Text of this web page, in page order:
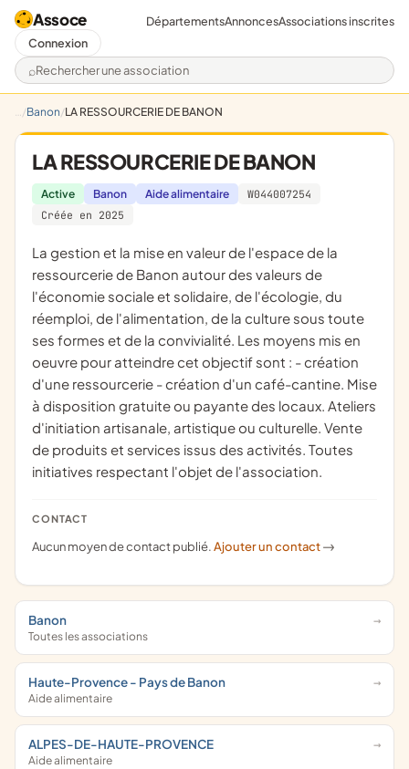
Assoce
Rechercher une association
DépartementsAnnoncesAssociations inscrites
Connexion
Banon LA RESSOURCERIE DE BANON
LA RESSOURCERIE DE BANON
Active Banon Aide alimentaire
W044007254
Créée en 2025
La gestion et la mise en valeur de l'espace de la
ressourcerie de Banon autour des valeurs de
l'économie sociale et solidaire, de l'écologie, du
réemploi, de l'alimentation, de la culture sous toute
ses formes et de la convivialité. Les moyens mis en
oeuvre pour atteindre cet objectif sont : - création
d'une ressourcerie - création d'un café-cantine. Mise
à disposition gratuite ou payante des locaux. Ateliers
d'initiation artisanale, artistique ou culturelle. Vente
de produits et services issus des activités. Toutes
initiatives respectant l'objet de l'association.
CONTACT
Aucun moyen de contact publié.Ajouter un contact ->
Banon
Toutes les associations
Haute-Provence - Pays de Banon
Aide alimentaire
ALPES-DE-HAUTE-PROVENCE
Aide alimentaire